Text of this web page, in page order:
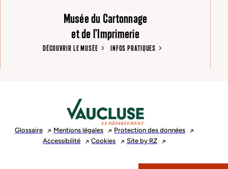
Musée du Cartonnage
et de l’Imprimerie
DÉCOUVRIR LE MUSÉE INFOS PRATIQUES
Glossaire Mentions légales Protection desdonnées
Accessibilité
Cookies Site by RZ